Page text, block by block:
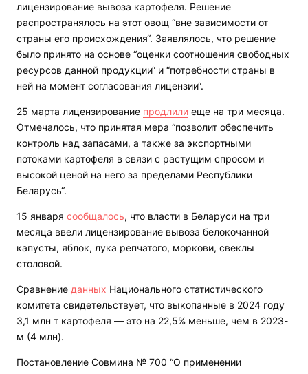
лицензирование вывоза картофеля. Решение
распространялось на этот овощ “вне зависимости от
страны его происхождения“. Заявлялось, что решение
было принято на основе “оценки соотношения свободных
ресурсов данной продукции“ и “потребности страны в
ней на момент согласования лицензии“.
25 марта лицензирование продлили еще на три месяца.
Отмечалось, что принятая мера “позволит обеспечить
контроль над запасами, а также за экспортными
потоками картофеля в связи с растущим спросом и
высокой ценой на него за пределами Республики
Беларусь“.
15 января сообщалось, что власти в Беларуси на три
месяца ввели лицензирование вывоза белокочанной
капусты, яблок, лука репчатого, моркови, свеклы
столовой.
Сравнение данных Национального статистического
комитета свидетельствует, что выкопанные в 2024 году
3,1 млн т картофеля — это на 22,5% меньше, чем в 2023-
м (4 млн).
Постановление Совмина № 700 “О применении